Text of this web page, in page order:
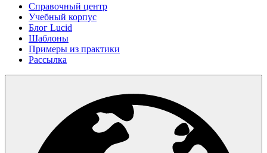
Справочный центр
Учебный корпус
Блог Lucid
Шаблоны
Примеры из практики
Рассылка